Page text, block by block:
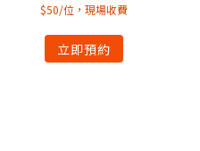
$50/位，現場收費
立即預約